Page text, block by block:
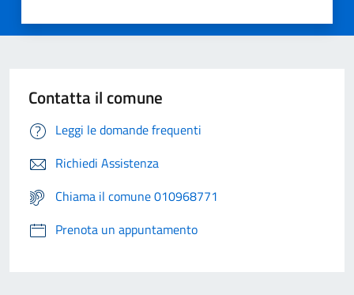
Contatta il comune
Leggi le domande frequenti
Richiedi Assistenza
Chiama il comune 010968771
Prenota un appuntamento